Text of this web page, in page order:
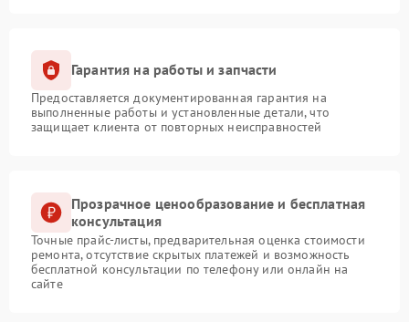
Гарантия на работы и запчасти
Предоставляется документированная гарантия на
выполненные работы и установленные детали, что
защищает клиента от повторных неисправностей
Прозрачное ценообразование и бесплатная
консультация
Точные прайс-листы, предварительная оценка стоимости
ремонта, отсутствие скрытых платежей и возможность
бесплатной консультации по телефону или онлайн на
сайте